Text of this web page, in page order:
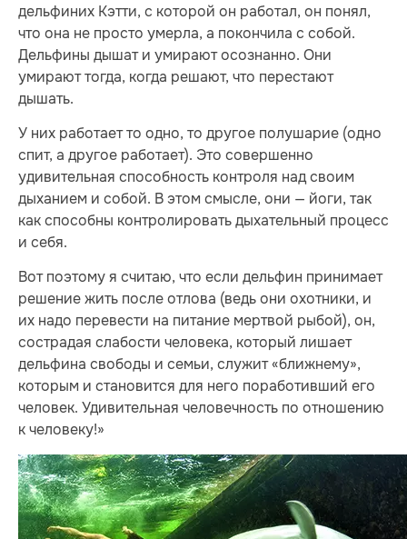
дельфиних Кэтти, с которой он работал, он понял,
что она не просто умерла, а покончила с собой.
Дельфины дышат и умирают осознанно. Они
умирают тогда, когда решают, что перестают
дышать.
У них работает то одно, то другое полушарие (одно
спит, а другое работает). Это совершенно
удивительная способность контроля над своим
дыханием и собой. В этом смысле, они — йоги, так
как способны контролировать дыхательный процесс
и себя.
Вот поэтому я считаю, что если дельфин принимает
решение жить после отлова (ведь они охотники, и
их надо перевести на питание мертвой рыбой), он,
сострадая слабости человека, который лишает
дельфина свободы и семьи, служит «ближнему»,
которым и становится для него поработивший его
человек. Удивительная человечность по отношению
к человеку!»